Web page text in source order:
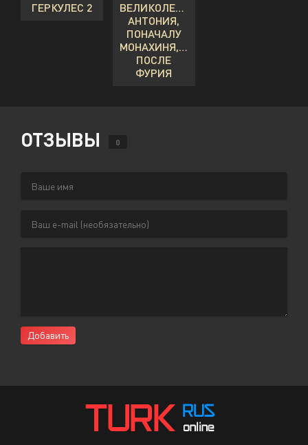
ГЕРКУЛЕС 2
ВЕЛИКОЛЕПНАЯ
АНТОНИЯ,
ПОНАЧАЛУ
МОНАХИНЯ, А
ПОСЛЕ
ФУРИЯ
ОТЗЫВЫ 0
Добавить